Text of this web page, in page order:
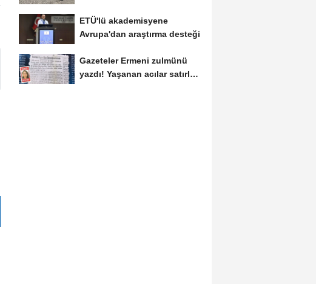
ETÜ'lü akademisyene
Avrupa'dan araştırma desteği
Gazeteler Ermeni zulmünü
yazdı! Yaşanan acılar satırlara